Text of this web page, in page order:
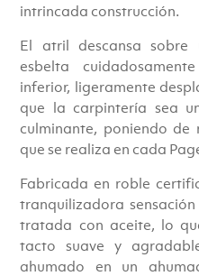
intrincada construcción.
El atril descansa
esbelta
inferior, ligeramente
que la carpintería sea
culminante, poniendo
que se realiza en cada
Fabricada en roble
tranquilizadora
tratada con aceite, lo
tacto suave y
ahumado en un